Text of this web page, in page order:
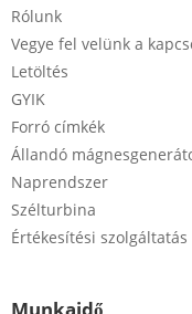
Rólunk
Vegye fel velünk a
Letöltés
GYIK
Forró címkék
Állandó
Naprendszer
Szélturbina
Értékesítési
Munkaidő